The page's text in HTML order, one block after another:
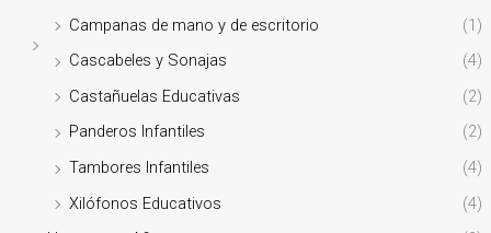
Campanas de mano y de escritorio
(1)
Cascabeles y Sonajas
(4)
Castañuelas Educativas
(2)
Panderos Infantiles
(2)
Tambores Infantiles
(4)
Xilófonos Educativos
(4)